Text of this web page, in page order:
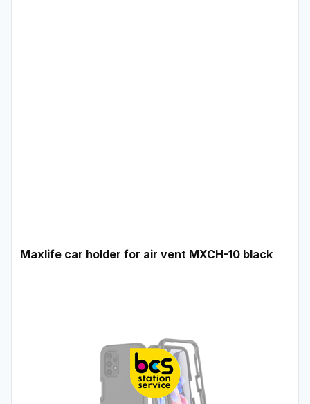
Maxlife car holder for air vent MXCH-10 black